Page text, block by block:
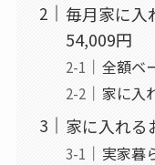
毎月家に入
54,009円
全額ベ
家に入
家に入れる
実家暮